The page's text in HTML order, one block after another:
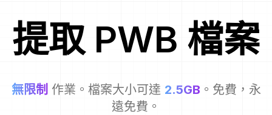
提取 PWB 檔案
無限制 作業。檔案大小可達 2.5GB 。免費，永
遠免費。